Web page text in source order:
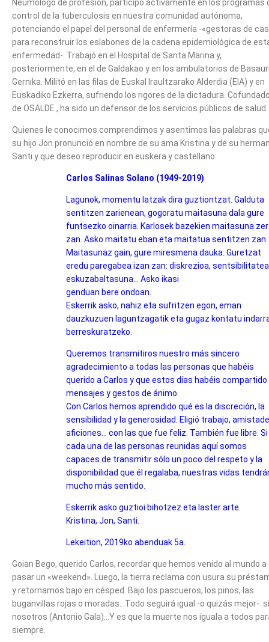
Neumólogo de profesión, participó activamente en los programas
control de la tuberculosis en nuestra comunidad autónoma,
potenciando el papel del personal de enfermería -«gestoras de
para reconstruir los eslabones de la cadena epidemiológica de
enfermedad-. Trabajó en el Hospital de Santa Marina y,
posteriormente, en el de Galdakao y en los ambulatorios de
Gernika. Militó en las filas de Euskal Iraultzarako Alderdia (EIA) y en
Euskadiko Ezkerra, sufriendo los rigores de la dictadura.
de OSALDE , ha sido un defensor de los servicios públicos de salud.
Quienes le conocimos comprendimos y asentimos las palabras
su hijo Jon pronunció en nombre de su ama Kristina y de su
Santi y que deseo reproducir en euskera y castellano:
Carlos Salinas Solano (1949-2019)
Lagunok, momentu latzak dira guztiontzat. Galduta
sentitzen zarienean, gogoratu maitasuna dala gure
funtsezko oinarria. Karlosek bazekien maitasuna zer
zan. Asko maitatu eban eta maitatua sentitzen zan.
Maitasunaz gain, gure miresmena dauka. Guretzat
eredu paregabea izan zan: diskrezioa,
eskuzabaltasuna… Asko ikasi
genduan bere ondoan.
Eskerrik asko, nahiz eta sufritzen egon, eman
dauzkuzuen laguntzagatik eta gugaz kontatu
berreskuratzeko.
Queremos transmitiros nuestro más sincero
agradecimiento a todas las personas que habéis
querido a Carlos y que estos días habéis compartido
mensajes y gestos de ánimo.
Con Carlos hemos aprendido qué es la discreción, la
sensibilidad y la generosidad. Eligió trabajo,
aficiones… con las que fue feliz. También fue libre. Si
cada una de las personas reunidas aquí somos
capaces de transmitir sólo un poco del respeto y la
disponibilidad que él regalaba, nuestras vidas
mucho más sentido.
Eskerrik asko guztioi bihotzez eta laster arte.
Kristina, Jon, Santi.
Lekeition, 2019ko abenduak 5a.
Goian Bego, querido Carlos, recordar que hemos venido al mundo a
pasar un «weekend». Luego, la tierra reclama con usura su
y retornamos bajo en césped. Bajo los pascueros, los pinos, las
buganvillas rojas o moradas…Todo seguirá igual -o quizás mejor-
nosotros (Antonio Gala)…Y es que la muerte nos iguala a todos
siempre.